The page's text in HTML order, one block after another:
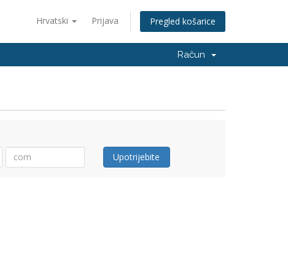
Hrvatski Prijava Pregled košarice
Račun
Upotrijebite